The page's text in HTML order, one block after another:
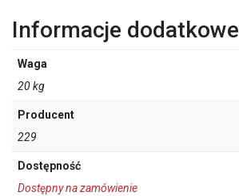
Informacje dodatkowe
Waga
20 kg
Producent
229
Dostępność
Dostępny na zamówienie